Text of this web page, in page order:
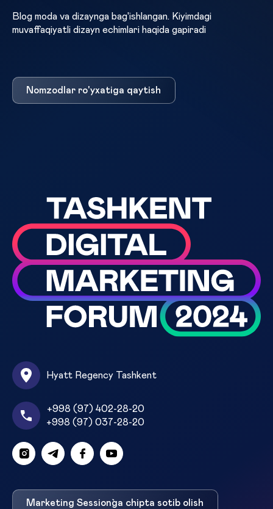
Blog moda va dizaynga bag'ishlangan. Kiyimdagi
muvaffaqiyatli dizayn echimlari haqida gapiradi
Nomzodlar ro'yxatiga qaytish
Hyatt Regency Tashkent
+998 (97) 402-28-20
+998 (97) 037-28-20
Marketing Session`ga chipta sotib olish